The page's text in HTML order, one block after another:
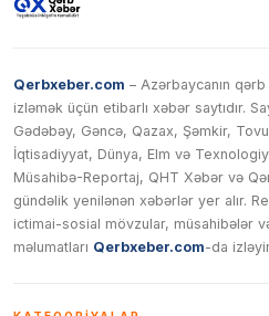
Qerbxeber.com – Azərbaycanın
izləmək üçün etibarlı xəbər saytıdır.
Gədəbəy, Gəncə, Qazax, Şəmkir,
İqtisadiyyat, Dünya, Elm və
Müsahibə-Reportaj, QHT Xəbər və
gündəlik yenilənən xəbərlər yer alır.
ictimai-sosial mövzular, müsahibələr
məlumatları Qerbxeber.com-da